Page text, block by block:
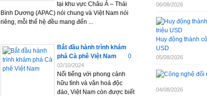
tại khu vực Châu Á – Thái
Bình Dương (APAC) nói chung và Việt Nam nói
riêng, mỗi thế hệ đều mang đến ...
Bắt đầu hành trình khám
phá Cà phê Việt Nam
0
02/10/2024
Nổi tiếng với phong cảnh
hữu tình và văn hoá độc
đáo, Việt Nam còn được biết
06/08/2026
Huy động thành
USD
05/08/2026
04/08/2026